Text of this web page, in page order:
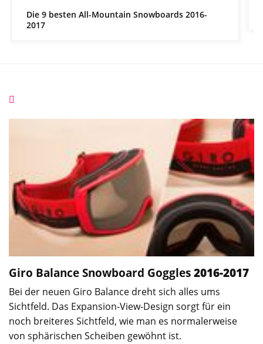
Die 9 besten All-Mountain Snowboards 2016-
2017
Giro BalanceSnowboard Goggles2016-2017
Bei der neuen Giro Balance dreht sich alles ums
Sichtfeld. Das Expansion-View-Design sorgt für ein
noch breiteres Sichtfeld, wie man es normalerweise
von sphärischen Scheiben gewöhnt ist.